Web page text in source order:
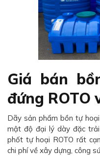
Giá bán
đứng ROTO
Dãy sản phẩm bồn tự
mật độ đại lý dày đặc
phốt tự hoại ROTO rất
chi phí về xây dựng, công